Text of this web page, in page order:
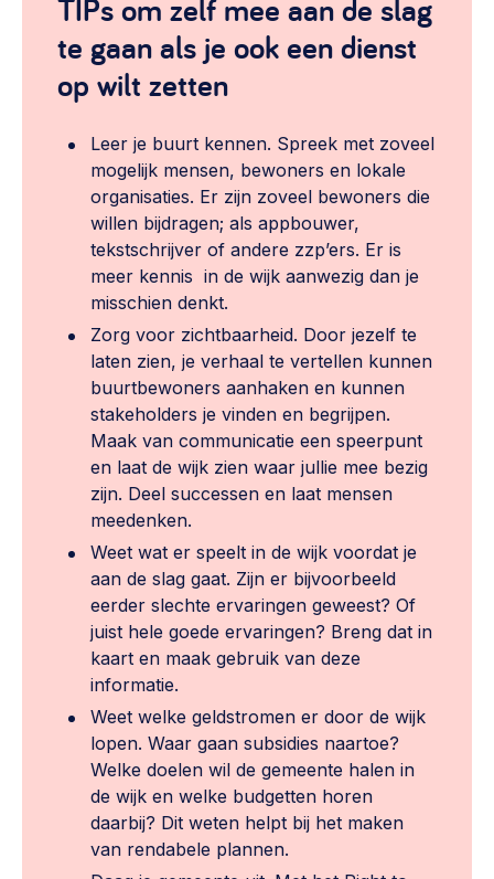
TIPs om zelf mee aan de slag
te gaan als je ook een dienst
op wilt zetten
Leer je buurt kennen. Spreek met zoveel
mogelijk mensen, bewoners en lokale
organisaties. Er zijn zoveel bewoners die
willen bijdragen; als appbouwer,
tekstschrijver of andere zzp’ers. Er is
meer kennis in de wijk aanwezig dan je
misschien denkt.
Zorg voor zichtbaarheid. Door jezelf te
laten zien, je verhaal te vertellen kunnen
buurtbewoners aanhaken en kunnen
stakeholders je vinden en begrijpen.
Maak van communicatie een speerpunt
en laat de wijk zien waar jullie mee bezig
zijn. Deel successen en laat mensen
meedenken.
Weet wat er speelt in de wijk voordat je
aan de slag gaat. Zijn er bijvoorbeeld
eerder slechte ervaringen geweest? Of
juist hele goede ervaringen? Breng dat in
kaart en maak gebruik van deze
informatie.
Weet welke geldstromen er door de wijk
lopen. Waar gaan subsidies naartoe?
Welke doelen wil de gemeente halen in
de wijk en welke budgetten horen
daarbij? Dit weten helpt bij het maken
van rendabele plannen.